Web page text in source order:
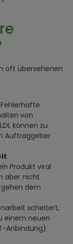
oft übersehenen
Fehlerhafte
von
können zu
Auftraggeber
Produkt viral
aber nicht
dem
scheitert,
einem neuen
Anbindung)